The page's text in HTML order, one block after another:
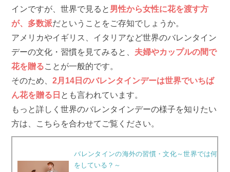
インですが、世界で見ると 男性から女性に花を渡す方
が、多数派だということをご存知でしょうか。
アメリカやイギリス、イタリアなど世界のバレンタイン
デーの文化・習慣を見てみると、 夫婦やカップルの間で
花を贈ることが一般的です。
そのため、2月14日のバレンタインデーは世界でいちば
ん花を贈る日 とも言われています。
もっと詳しく世界のバレンタインデーの様子を知りたい
方は、こちらを合わせてご覧ください。
バレンタインの海外の習慣・文化～世界では何
をしている？～